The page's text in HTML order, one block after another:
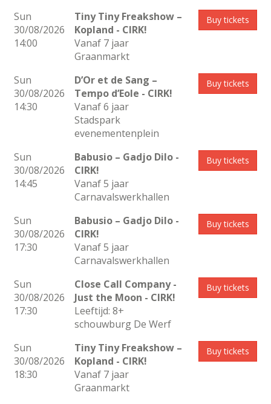
Sun
30/08/2026
14:00
Tiny Tiny Freakshow –
Kopland - CIRK!
Vanaf 7 jaar
Graanmarkt
Buy tickets
Sun
30/08/2026
14:30
D’Or et de Sang –
Tempo d’Eole - CIRK!
Vanaf 6 jaar
Stadspark
evenementenplein
Buy tickets
Sun
30/08/2026
14:45
Babusio – Gadjo Dilo -
CIRK!
Vanaf 5 jaar
Carnavalswerkhallen
Buy tickets
Sun
30/08/2026
17:30
Babusio – Gadjo Dilo -
CIRK!
Vanaf 5 jaar
Carnavalswerkhallen
Buy tickets
Sun
30/08/2026
17:30
Close Call Company -
Just the Moon - CIRK!
Leeftijd: 8+
schouwburg De Werf
Buy tickets
Sun
30/08/2026
18:30
Tiny Tiny Freakshow –
Kopland - CIRK!
Vanaf 7 jaar
Graanmarkt
Buy tickets